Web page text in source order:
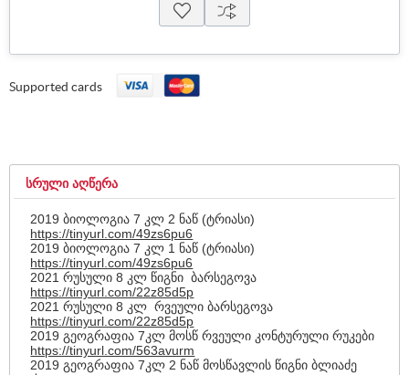
Supported cards
ᲡᲠᲣᲚᲘ ᲐᲦᲬᲔᲠᲐ
2019 ბიოლოგია 7 კლ 2 ნაწ (ტრიასი)
https://tinyurl.com/49zs6pu6
2019 ბიოლოგია 7 კლ 1 ნაწ (ტრიასი)
https://tinyurl.com/49zs6pu6
2021 რუსული 8 კლ წიგნი ბარსეგოვა
https://tinyurl.com/22z85d5p
2021 რუსული 8 კლ რვეული ბარსეგოვა
https://tinyurl.com/22z85d5p
2019 გეოგრაფია 7კლ მოსწ რვეული კონტურული რუკები
https://tinyurl.com/563avurm
2019 გეოგრაფია 7კლ 2 ნაწ მოსწავლის წიგნი ბლიაძე